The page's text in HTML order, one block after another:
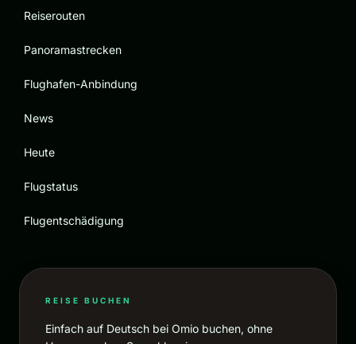
Reiserouten
Panoramastrecken
Flughafen-Anbindung
News
Heute
Flugstatus
Flugentschädigung
REISE BUCHEN
Einfach auf Deutsch bei Omio buchen, ohne